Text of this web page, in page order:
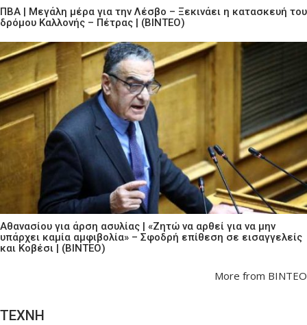
ΠΒΑ | Μεγάλη μέρα για την Λέσβο – Ξεκινάει η κατασκευή του
δρόμου Καλλονής – Πέτρας | (ΒΙΝΤΕΟ)
Αθανασίου για άρση ασυλίας | «Ζητώ να αρθεί για να μην
υπάρχει καμία αμφιβολία» – Σφοδρή επίθεση σε εισαγγελείς
και Κοβέσι | (ΒΙΝΤΕΟ)
More from ΒΙΝΤΕΟ
ΤΕΧΝΗ